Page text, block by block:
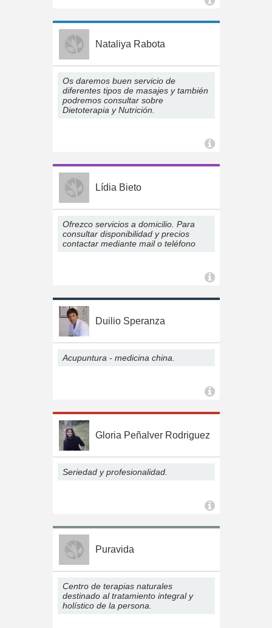
Nataliya Rabota
Os daremos buen servicio de
diferentes tipos de masajes y también
podremos consultar sobre
Dietoterapia y Nutrición.
Lídia Bieto
Ofrezco servicios a domicilio. Para
consultar disponibilidad y precios
contactar mediante mail o teléfono
Duilio Speranza
Acupuntura - medicina china.
Gloria Peñalver Rodriguez
Seriedad y profesionalidad.
Puravida
Centro de terapias naturales
destinado al tratamiento integral y
holístico de la persona.